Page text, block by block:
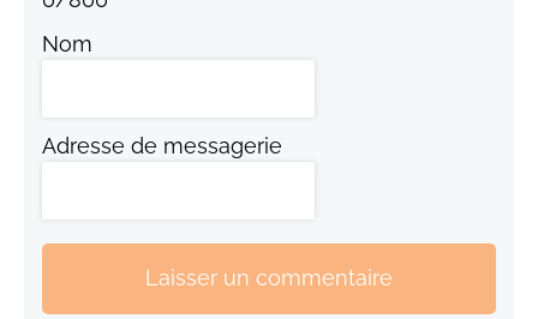
Nom
Adresse de messagerie
Laisser un commentaire